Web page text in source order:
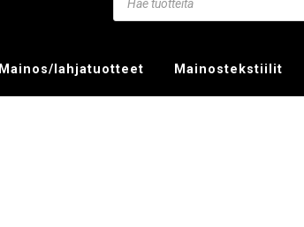
Mainos/lahjatuotteet Mainostekstiilit